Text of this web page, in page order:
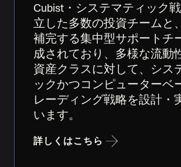
Cubist・システマティック
立した多数の投資チームと
補完する集中型サポートチ
成されており、多様な流動
資産クラスに対して、シス
ックかつコンピューターベ
レーディング戦略を設計・
います。
詳しくはこちら